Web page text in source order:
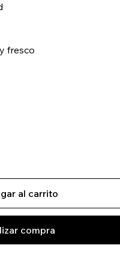
fresco
al carrito
compra